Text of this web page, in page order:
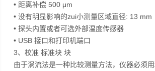
• 距离补偿 500 μm
• 没有明显影响的zui小测量区域直径: 13 mm
• 探头内置或者可选外部温度传感器
• USB 接口和打印机端口
3、校准 标准块 块
由于涡流法是一种比较测量方法，仪器必须